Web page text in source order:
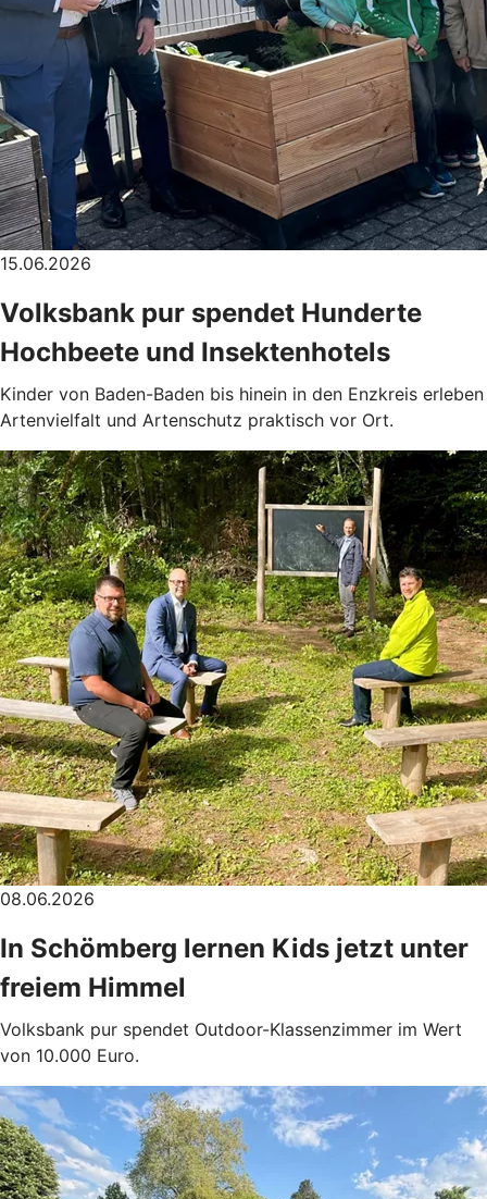
15.06.2026
Volksbank pur spendet Hunderte
Hochbeete und Insektenhotels
Kinder von Baden-Baden bis hinein in den Enzkreis erleben
Artenvielfalt und Artenschutz praktisch vor Ort.
08.06.2026
In Schömberg lernen Kids jetzt unter
freiem Himmel
Volksbank pur spendet Outdoor-Klassenzimmer im Wert
von 10.000 Euro.